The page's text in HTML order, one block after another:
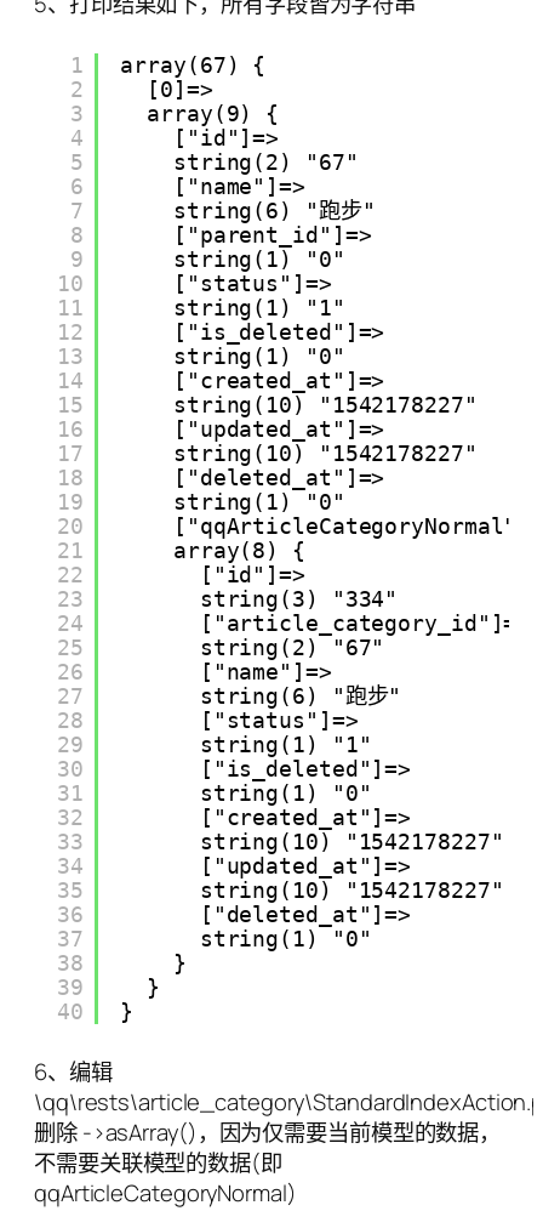
1
2
3
4
5
6
7
8
9
10
11
12
13
14
15
16
17
18
19
20
21
22
23
24
25
26
27
28
29
30
31
32
33
34
35
36
37
38
39
40
array(67) {
[0]=>
array(9) {
["id"]=>
string(2) "67"
["name"]=>
string(6) "跑步"
["parent_id"]=>
string(1) "0"
["status"]=>
string(1) "1"
["is_deleted"]=>
string(1) "0"
["created_at"]=>
string(10) "1542178227"
["updated_at"]=>
string(10) "1542178227"
["deleted_at"]=>
string(1) "0"
array(8) {
["id"]=>
string(3) "334"
["article_category_id"]=>
string(2) "67"
["name"]=>
string(6) "跑步"
["status"]=>
string(1) "1"
["is_deleted"]=>
string(1) "0"
["created_at"]=>
string(10) "1542178227"
["updated_at"]=>
string(10) "1542178227"
["deleted_at"]=>
string(1) "0"
}
}
}
6、编辑
删除 ->asArray()，因为仅需要当前模型的数据，
不需要关联模型的数据(即
qqArticleCategoryNormal)